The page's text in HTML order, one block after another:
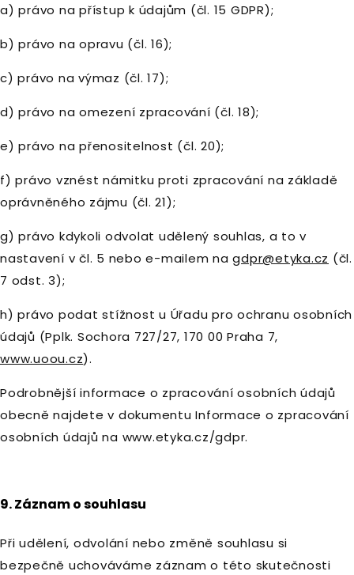
a) právo na přístup k údajům (čl. 15 GDPR);
b) právo na opravu (čl. 16);
c) právo na výmaz (čl. 17);
d) právo na omezení zpracování (čl. 18);
e) právo na přenositelnost (čl. 20);
f) právo vznést námitku proti zpracování na základě
oprávněného zájmu (čl. 21);
g) právo kdykoli odvolat udělený souhlas, a to v
nastavení v čl. 5 nebo e-mailem nagdpr@etyka.cz (čl.
7 odst. 3);
h) právo podat stížnost u Úřadu pro ochranu osobních
údajů (Pplk. Sochora 727/27, 170 00 Praha 7,
www.uoou.cz).
Podrobnější informace o zpracování osobních údajů
obecně najdete v dokumentu Informace o zpracování
osobních údajů na www.etyka.cz/gdpr.
9. Záznam o souhlasu
Při udělení, odvolání nebo změně souhlasu si
bezpečně uchováváme záznam o této skutečnosti